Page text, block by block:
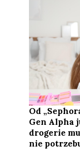
Od
Gen Alpha
drogerie
nie